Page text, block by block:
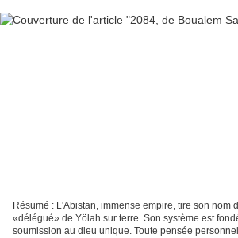
Résumé : L'Abistan, immense empire, tire son nom
«délégué» de Yölah sur terre. Son système est
soumission au dieu unique. Toute pensée